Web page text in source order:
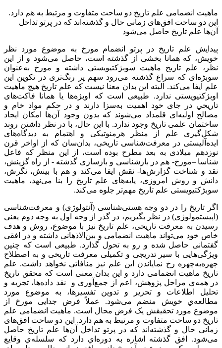
ماهیت انضمامی علم تاریخ دو ساحت متفاوت و مرتبط به هم دارد.
این دو ساحت افق‌های زمانی حال و گذشته‌اند که در پرتو تداخل
آن‌ها علم تاریخ حاصل می‌شود
پیدایش علم تاریخ در پرتو انضمام مورخ به موضوع مورد نظر
خویش، که همانا بخشی از گذشته است، حاصل می‌‌شود و از این
نظر، علم تاریخ ماهیت سوبژکتيویستی داشته و مورخ به‌‌عنوان
سوبژه‌‌ای که سراغ گذشته می‌‌رود سهم پر رنگ‌‌تری در تکوین این
علم ایفا می‌‌کند. البته این بدان معنا نیست که علم تاریخ هیچ ماهیت
اوبژکتیویستی ندارد. طبیعی است که اوبژه‌‌ها یا همانا فاکت‌‌های
تاریخي در جای خود اهمیت به‌‌سزا دارند و در حکم مواد خام و
مصالح اولیه‌‌ای قلمداد می‌‌شوند که بدون وجود آن‌‌ها امکان ایجاد
ساختمان علمی تاریخ وجود ندارد. با این حال، با در نظر داشتن روند
شکل‌‌گیری علم از منظر هرمنوتیکی و اهتمام به دیدگاه‌‌های
ایده‌‌آلیستی در معرفت‌‌شناسی تاریخی، بدان‌‌سان که از اواخر قرن
نوزدهم میلادی به بعد مطرح بوده است، از این منظر که فاعل
شناسا –مورخ- هم در بازشناسی و بازسازی گذشته - از راه گزینش،
نقد و شناخت گزارش‌‌ها- نقش ایفا می‌‌کند و هم با بینش، نگرش،
دانش و روش امروزی، پایه‌‌های علم تاریخ را بنا می‌‌نهد، ماهیت
سوبژكتیویستی علم تاریخ مهم‌‌تر جلوه می‌‌کند.
اگر تاریخ را در دو وجه هستی‌‌شناسی (آنتولوژی) و معرفت‌‌شناسی
(اپیستمولوژی) در نظر بگیریم، در گذر از وجه اول به وجه دوم یعنی
رسیدن به معرفت تاریخی، علم تاریخ نیز با موضوع، روش و هدف
خاص خود می‌‌تواند ماهیت انضمامی و بین‌‌الاذهانی داشته و در افقی
گفتمانی حاصل شده و رو به تحول گذارد. طبیعی است که چنین
ویژگی‌‌هایی با سیر تدریجی و تکمیلی معرفت تاریخی و به اصطلاح
چهره‌‌به‌‌چهره رخ نمایاندن این علم نیز منافاتی نخواهد داشت. علم
تاریخ ماهیت انضمامی دارد و این بدان معنی است که محقق تاریخ
در همه‌‌ي مراحل پژوهش، اعم از جمع‌‌آوری و نقد داده‌‌ها، تجزیه و
تحلیل اطلاعات و تحریر و تدوین تفسیرها، به موضوع مورد
مطالعه‌‌ي خویش منضم می‌‌شود. عملاً فرض جدایی مورخ از
موضوع مورد تحقیقش یک فرض محال است. ماهیت انضمامی علم
تاریخ دو ساحت متفاوت و مرتبط به هم دارد. این دو ساحت افق‌‌های
زمانی حال و گذشته‌‌اند که در پرتو تداخل آن‌‌ها علم تاریخ حاصل
می‌‌شود. افق گذشته اشاره به دوره‌‌اي دارد كه سلسله‌‌ي وقایع